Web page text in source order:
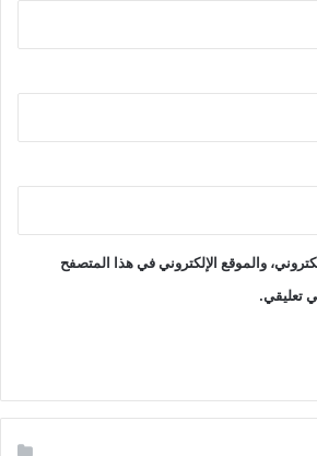
والموقع الإلكتروني في هذا المتصفح
تعليقي.